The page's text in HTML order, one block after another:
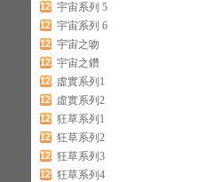
120 宇宙系列 5
121 宇宙系列 6
122 宇宙之吻
123 宇宙之鑽
124 虛實系列1
125 虛實系列2
126 狂草系列1
127 狂草系列2
128 狂草系列3
129 狂草系列4